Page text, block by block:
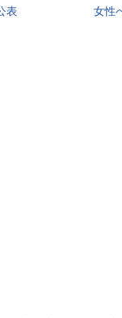
表
女性